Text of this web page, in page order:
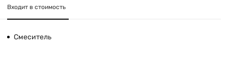
Входит в стоимость
Смеситель